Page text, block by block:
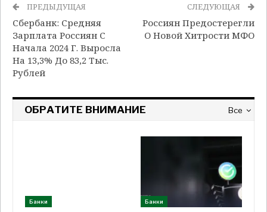
ПРЕДЫДУЩАЯ
Сбербанк: Средняя
Зарплата Россиян С
Начала 2024 Г. Выросла
На 13,3% До 83,2 Тыс.
Рублей
СЛЕДУЮЩАЯ
Россиян Предостерегли
О Новой Хитрости МФО
Все
ОБРАТИТЕ ВНИМАНИЕ
Банки Банки